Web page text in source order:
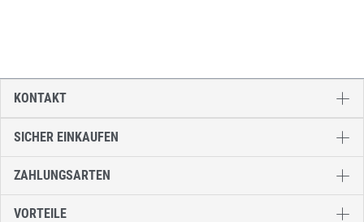
SICHER EINKAUFEN
ZAHLUNGSARTEN
VORTEILE
KONTAKT